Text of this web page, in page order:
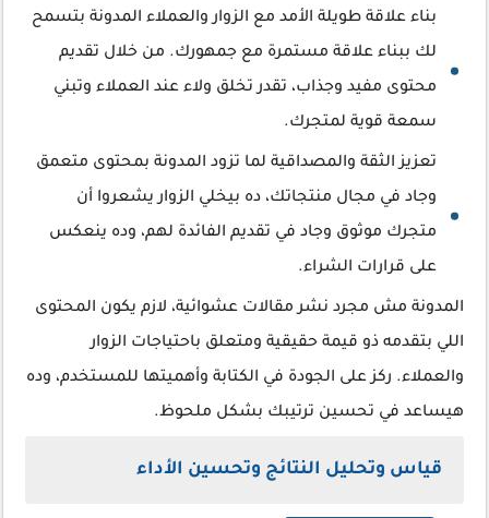
بناء علاقة طويلة الأمد مع الزوار والعملاء المدونة بتسمح
لك ببناء علاقة مستمرة مع جمهورك. من خلال تقديم
محتوى مفيد وجذاب، تقدر تخلق ولاء عند العملاء وتبني
سمعة قوية لمتجرك.
تعزيز الثقة والمصداقية لما تزود المدونة بمحتوى متعمق
وجاد في مجال منتجاتك، ده بيخلي الزوار يشعروا أن
متجرك موثوق وجاد في تقديم الفائدة لهم، وده ينعكس
على قرارات الشراء.
المدونة مش مجرد نشر مقالات عشوائية، لازم يكون المحتوى
اللي بتقدمه ذو قيمة حقيقية ومتعلق باحتياجات الزوار
والعملاء. ركز على الجودة في الكتابة وأهميتها للمستخدم، وده
هيساعد في تحسين ترتيبك بشكل ملحوظ.
قياس وتحليل النتائج وتحسين الأداء